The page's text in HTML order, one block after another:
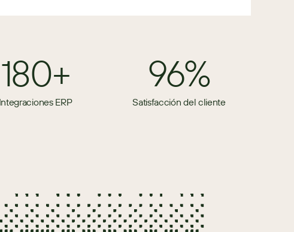
180+
Integraciones ERP
96%
Satisfacción del cliente